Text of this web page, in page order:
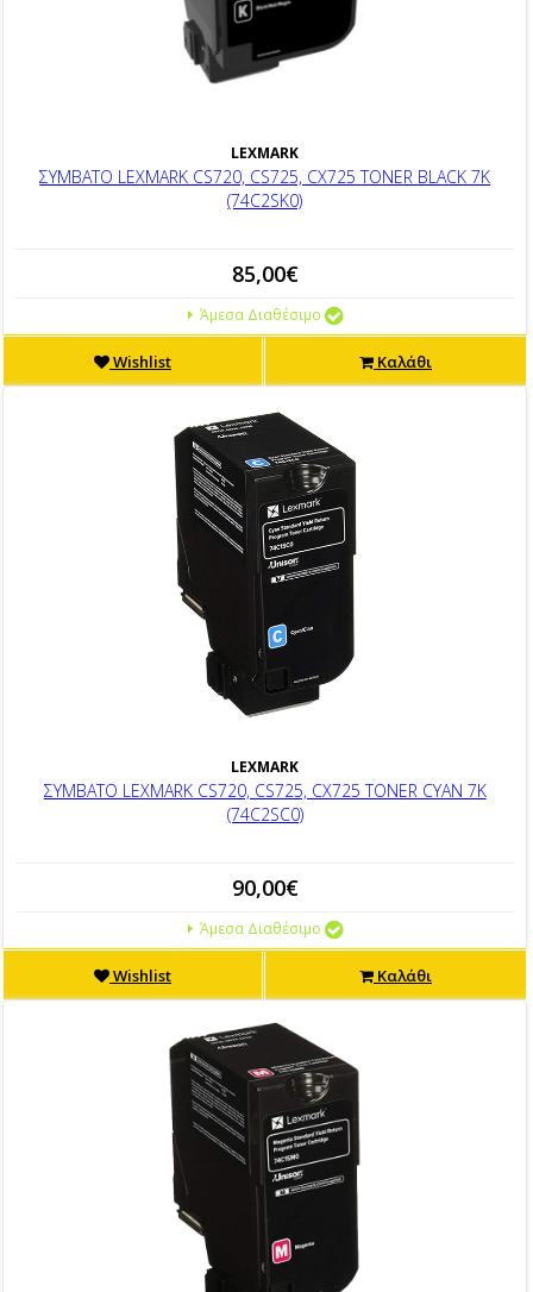
LEXMARK
ΣΥΜΒΑΤΟ LEXMARK CS720, CS725, CX725 TONER BLACK 7K
(74C2SK0)
85,00€
Άμεσα Διαθέσιμο
Wishlist Καλάθι
LEXMARK
ΣΥΜΒΑΤΟ LEXMARK CS720, CS725, CX725 TONER CYAN 7K
(74C2SC0)
90,00€
Άμεσα Διαθέσιμο
Wishlist Καλάθι